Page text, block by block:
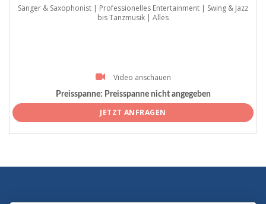
Sänger & Saxophonist | Professionelles Entertainment | Swing & Jazz
bis Tanzmusik | Alles
Video anschauen
Preisspanne: Preisspanne nicht angegeben
JETZT ANFRAGEN